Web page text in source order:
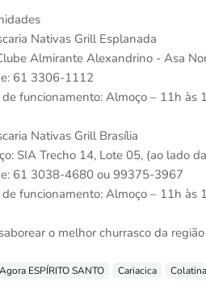
Nativas Grill Esplanada
Almirante Alexandrino - Asa
61 3306-1112
de funcionamento: Almoço – 11h às
Nativas Grill Brasília
SIA Trecho 14, Lote 05, (ao lado
61 3038-4680 ou 99375-3967
de funcionamento: Almoço – 11h às
o melhor churrasco da
Agora ESPÍRITO SANTO Cariacica Colatina